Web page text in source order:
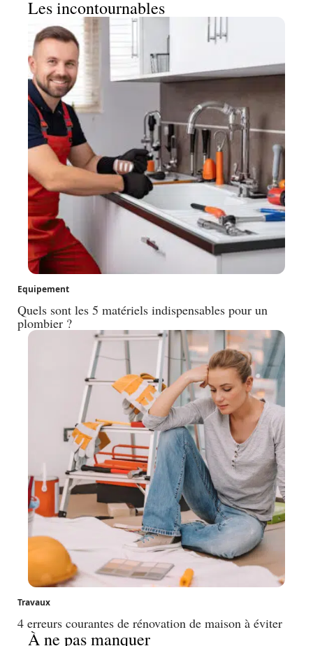
Les incontournables
Equipement
Quels sont les 5 matériels indispensables pour un
plombier ?
Travaux
4 erreurs courantes de rénovation de maison à éviter
À ne pas manquer